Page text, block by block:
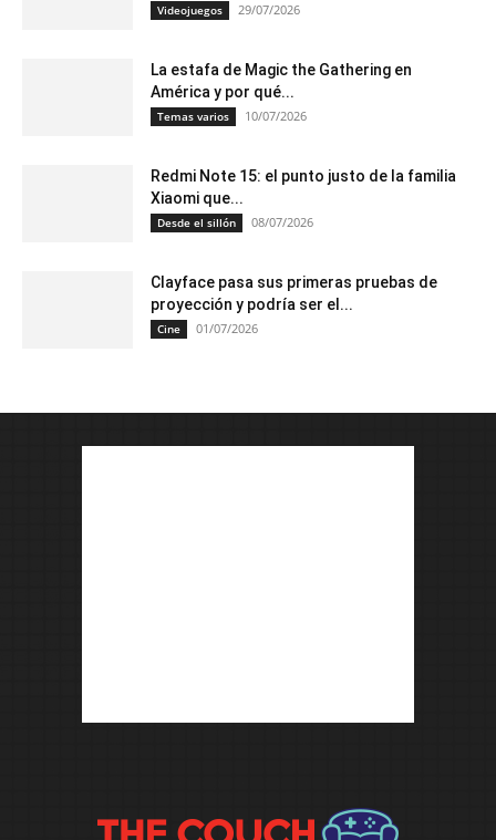
Videojuegos 29/07/2026
La estafa de Magic the Gathering en
América y por qué...
Temas varios 10/07/2026
Redmi Note 15: el punto justo de la familia
Xiaomi que...
Desde el sillón 08/07/2026
Clayface pasa sus primeras pruebas de
proyección y podría ser el...
Cine 01/07/2026